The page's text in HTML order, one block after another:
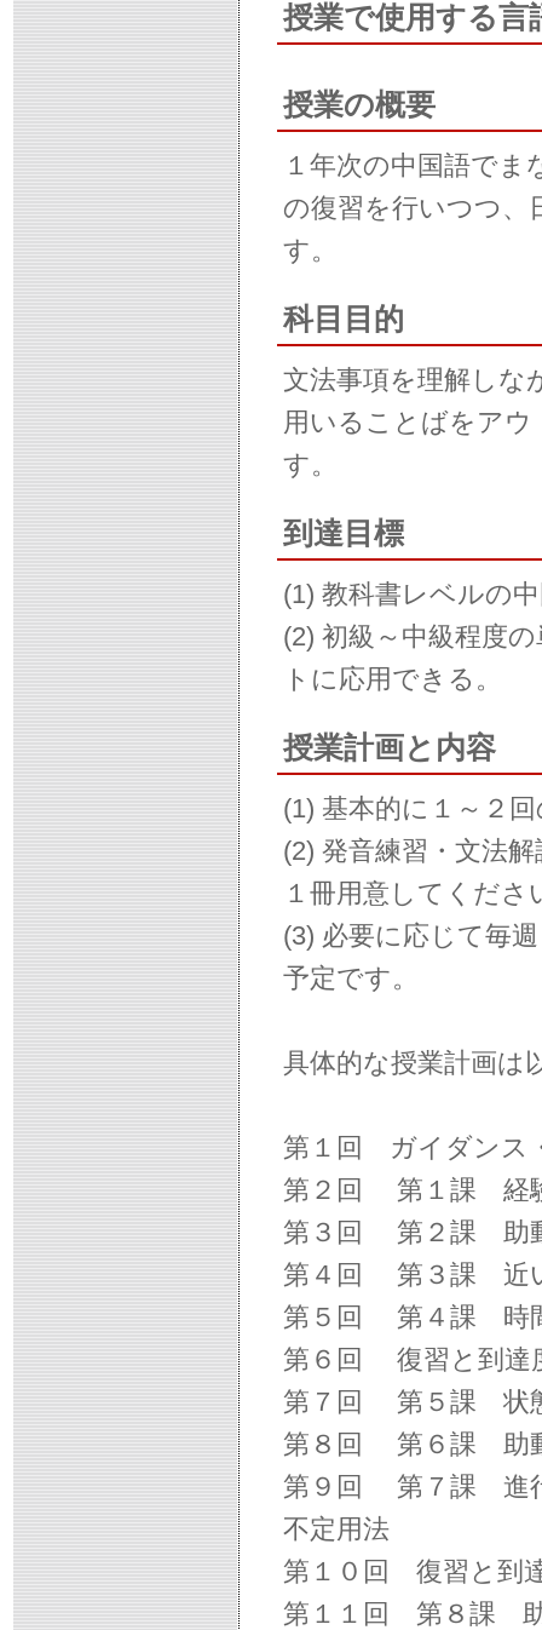
授業で使用する言
授業の概要
１年次の中国語でま
の復習を行いつつ、
す。
科目目的
文法事項を理解しな
用いることばをア
す。
到達目標
(1) 教科書レベルの
(2) 初級～中級程度
トに応用できる。
授業計画と内容
(1) 基本的に１～２
(2) 発音練習・文法
１冊用意してくださ
(3) 必要に応じて毎
予定です。
具体的な授業計画は
第１回 ガイダンス
第２回 第１課 経験
第３回 第２課 助動
第４回 第３課 近い
第５回 第４課 時間
第６回 復習と到
第７回 第５課 状
第８回 第６課 助動
第９回 第７課 進
不定用法
第１０回 復習と
第１１回 第８課 助